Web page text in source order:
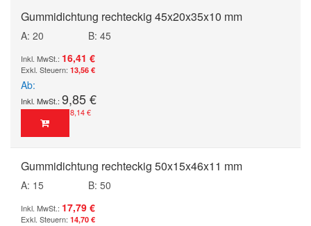
Gummidichtung rechteckig 45x20x35x10 mm
A: 20
B: 45
16,41 €
13,56 €
Ab
9,85 €
8,14 €
Gummidichtung rechteckig 50x15x46x11 mm
A: 15
B: 50
17,79 €
14,70 €